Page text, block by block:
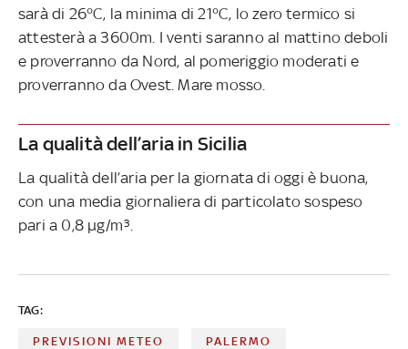
sarà di 26°C, la minima di 21°C, lo zero termico si
attesterà a 3600m. I venti saranno al mattino deboli
e proverranno da Nord, al pomeriggio moderati e
proverranno da Ovest. Mare mosso.
La qualità dell’aria in Sicilia
La qualità dell’aria per la giornata di oggi è buona,
con una media giornaliera di particolato sospeso
pari a 0,8 µg/m³.
TAG:
PREVISIONI METEO PALERMO